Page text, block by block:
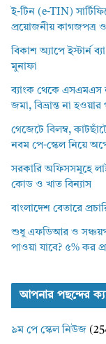
ই-টিন (e-TIN)
প্রয়োজনীয় কাগজপত্র
বিকাশ অ্যাপে ইস্টার্ন
মুনাফা
ব্যাংক থেকে এসএমএস
জমা, বিভ্রান্ত না হওয়ার
গেজেটে বিলম্ব,
নবম পে-স্কেল নিয়ে
সরকারি অফিসসমূহে
কোড ও খাত বিন্যাস
বাংলাদেশ বেতারে
শুধু এফডিআর ও
পাওয়া যাবে? ৫% কর
আপনার পছন্দের
৯ম পে স্কেল নিউজ